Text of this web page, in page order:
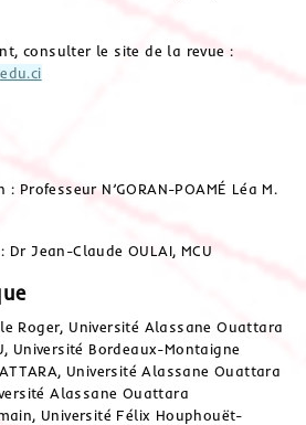
consulter le site de la revue :
Professeur N’GORAN-POAMÉ Léa M.
Jean-Claude OULAI, MCU
Roger, Université Alassane Ouattara
Université Bordeaux-Montaigne
Université Alassane Ouattara
Alassane Ouattara
Université Félix Houphouët-